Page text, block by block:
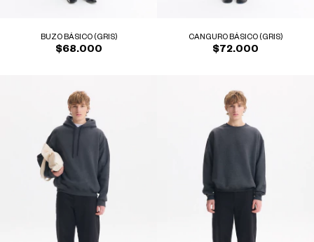
BUZO BÁSICO (GRIS)
$68.000
CANGURO BÁSICO (GRIS)
$72.000